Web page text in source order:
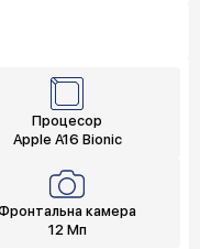
Процесор
Apple A16 Bionic
камера
12 Мп